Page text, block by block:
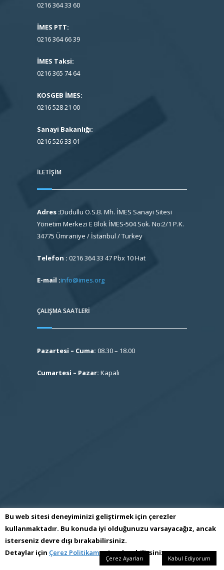
0216 364 33 60
İMES PTT:
0216 364 66 39
İMES Taksi:
0216 365 74 64
KOSGEB İMES:
0216 528 21 00
Sanayi Bakanlığı:
0216 526 33 01
İLETIŞIM
Adres :Dudullu O.S.B. Mh. İMES Sanayi Sitesi
Yönetim Merkezi E Blok İMES-504 Sok. No:2/1 P.K.
34775 Ümraniye / İstanbul / Turkey
Telefon : 0216 364 33 47 Pbx 10 Hat
E-mail :info@imes.org
ÇALIŞMA SAATLERI
Pazartesi – Cuma: 08.30 – 18.00
Cumartesi – Pazar: Kapalı
S.S İmes Sanayi Sitesi İşletme Kooperatifi
Tüm Hakları Saklıdır Kopyalanamaz Cσρуяιgнт © 2017
Bu web sitesi deneyiminizi geliştirmek için çerezler
kullanmaktadır. Bu konuda iyi olduğunuzu varsayacağız, ancak
isterseniz devre dışı bırakabilirsiniz.
Detaylar için Çerez Politikamızıinceleyebilirsiniz.
Çerez Ayarları Kabul Ediyorum